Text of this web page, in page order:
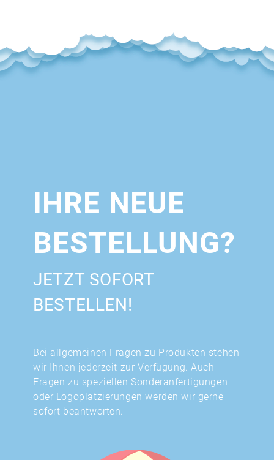
IHRE NEUE
BESTELLUNG?
JETZT SOFORT
BESTELLEN!
Bei allgemeinen Fragen zu Produkten stehen
wir Ihnen jederzeit zur Verfügung. Auch
Fragen zu speziellen Sonderanfertigungen
oder Logoplatzierungen werden wir gerne
sofort beantworten.